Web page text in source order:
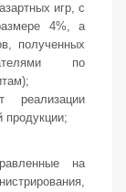
игр, с
4%, а
полученных
по
продукции;
на